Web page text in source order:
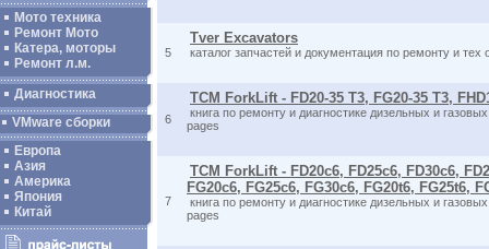
Мото техника
Ремонт Мото
Катера, моторы
Ремонт л.м.
Диагностика
VMware сборки
Европа
Азия
Америка
Япония
Китай
5
Tver Excavators
каталог запчастей и документация по ремонту и тех
6
TCM ForkLift - FD20-35 T3, FG20-35 T3,
книга по ремонту и диагностике дизельных и
pages
7
TCM ForkLift - FD20c6, FD25c6, FD30c6,
FG20c6, FG25c6, FG30c6, FG20t6, FG25t6,
книга по ремонту и диагностике дизельных и
pages